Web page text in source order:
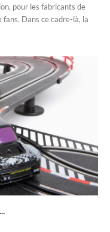
pour les fabricants de
Dans ce cadre-là, la